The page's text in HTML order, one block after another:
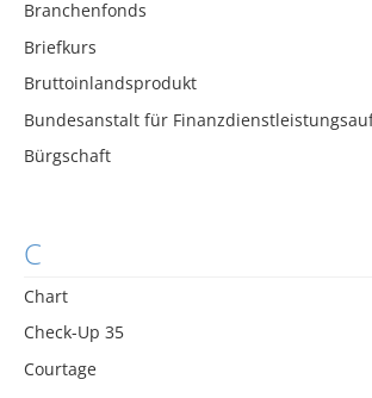
Branchenfonds
Briefkurs
Bruttoinlandsprodukt
Bundesanstalt für
Bürgschaft
C
Chart
Check-Up 35
Courtage